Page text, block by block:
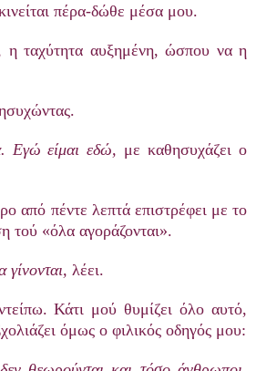
πέρα-δώθε μέσα μου.
η ταχύτητα αυξημένη, ώσπου να η
Εγώ είμαι εδώ, με καθησυχάζει ο
από πέντε λεπτά επιστρέφει με το
τού «όλα αγοράζονται».
λέει.
Κάτι μού θυμίζει όλο αυτό,
όμως ο φιλικός οδηγός μου: